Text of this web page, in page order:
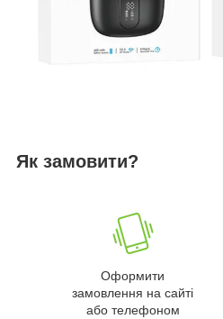
Як замовити?
Оформити
замовлення на сайті
або телефоном